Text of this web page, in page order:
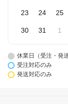
23 24 25
30 31 1
休業日（受注・発
受注対応のみ
発送対応のみ